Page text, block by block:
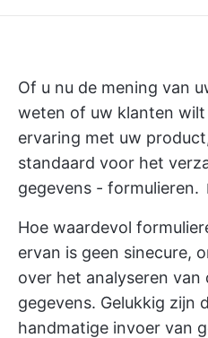
Of u nu de mening van
weten of uw klanten
ervaring met uw
standaard voor het
gegevens - formulieren.
Hoe waardevol
ervan is geen sinecure,
over het analyseren van
gegevens. Gelukkig zijn
handmatige invoer van